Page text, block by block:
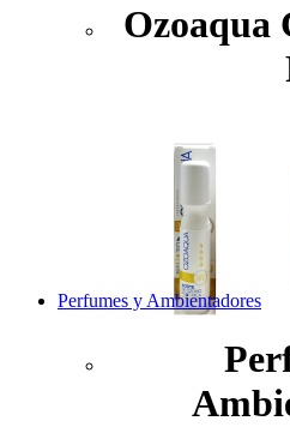
Ozoaqua
Perfumes y Ambientadores